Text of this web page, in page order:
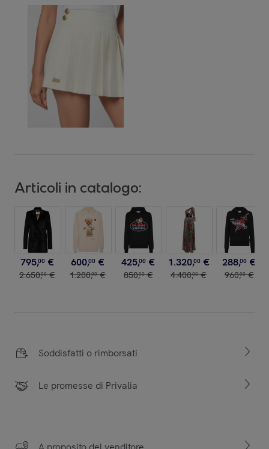
Articoli in catalogo:
795,00 €
2.650,00 €
600,00 €
1.200,00 €
425,00 €
850,00 €
1.320,00 €
4.400,00 €
288,00 €
960,00 €
Soddisfatti o rimborsati
Le promesse di Privalia